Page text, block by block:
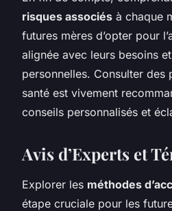
risques associés à chaque
futures mères d’opter pour
alignée avec leurs besoins
personnelles. Consulter des
santé est vivement
conseils personnalisés et
Avis d’Experts et
Explorer les méthodes
étape cruciale pour les